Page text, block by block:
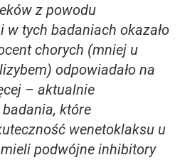
z powodu
w tych badaniach okazało
chorych (mniej u
odpowiadało na
– aktualnie
które
wenetoklaksu u
podwójne inhibitory